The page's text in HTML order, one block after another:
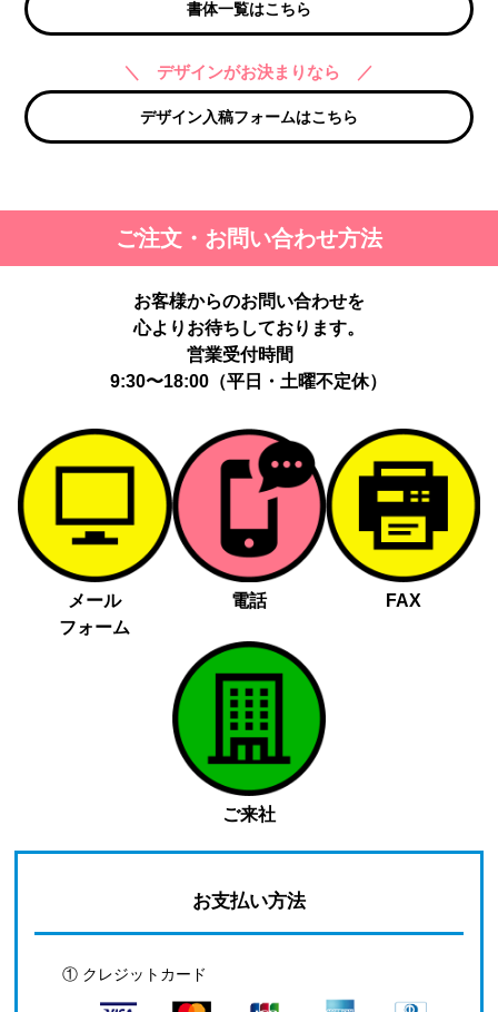
書体一覧はこちら
＼ デザインがお決まりなら ／
デザイン入稿フォームはこちら
ご注文・お問い合わせ方法
お客様からのお問い合わせを
心よりお待ちしております。
営業受付時間
9:30〜18:00（平日・土曜不定休）
メール
フォーム
電話 FAX
ご来社
お支払い方法
① クレジットカード